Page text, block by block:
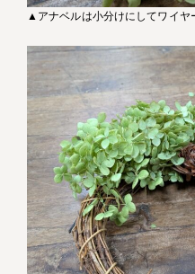
▲アナベルは小分けにしてワイヤ